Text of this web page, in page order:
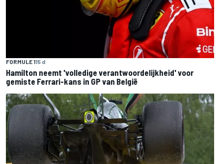
FORMULE 115 d
Hamilton neemt 'volledige verantwoordelijkheid' voor
gemiste Ferrari-kans in GP van België